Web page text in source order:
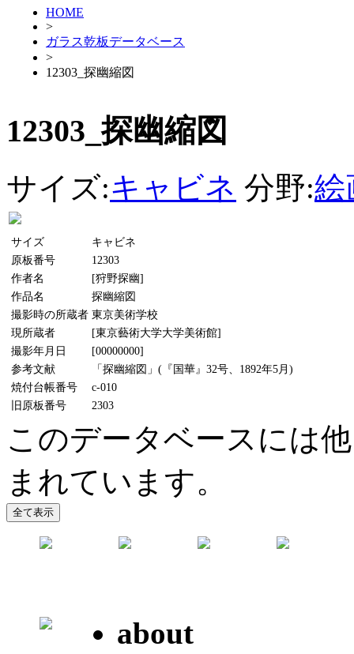
HOME
>
ガラス乾板データベース
>
12303_探幽縮図
12303_探幽縮図
サイズ:キャビネ 分野:絵
サイズ
キャビネ
原板番号
12303
作者名
[狩野探幽]
作品名
探幽縮図
撮影時の所蔵者 東京美術学校
現所蔵者
[東京藝術大学大学美術館]
撮影年月日
[00000000]
参考文献
「探幽縮図」(『国華』32号、1892年5月)
焼付台帳番号
c-010
旧原板番号
2303
このデータベースには
まれています。
about